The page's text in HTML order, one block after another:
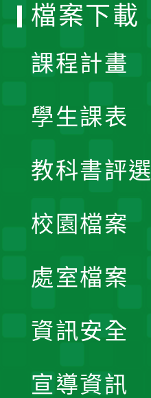
檔案下載
課程計畫
學生課表
教科書評選
校園檔案
處室檔案
資訊安全
宣導資訊